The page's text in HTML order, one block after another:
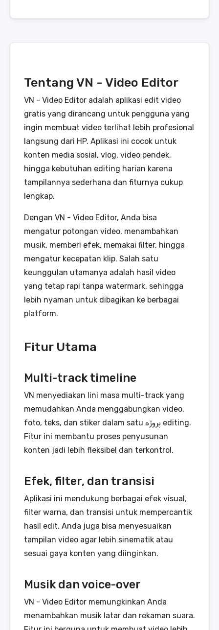
Tentang VN - Video Editor
VN - Video Editor adalah aplikasi edit video
gratis yang dirancang untuk pengguna yang
ingin membuat video terlihat lebih profesional
langsung dari HP. Aplikasi ini cocok untuk
konten media sosial, vlog, video pendek,
hingga kebutuhan editing harian karena
tampilannya sederhana dan fiturnya cukup
lengkap.
Dengan VN - Video Editor, Anda bisa
mengatur potongan video, menambahkan
musik, memberi efek, memakai filter, hingga
mengatur kecepatan klip. Salah satu
keunggulan utamanya adalah hasil video
yang tetap rapi tanpa watermark, sehingga
lebih nyaman untuk dibagikan ke berbagai
platform.
Fitur Utama
Multi-track timeline
VN menyediakan lini masa multi-track yang
memudahkan Anda menggabungkan video,
foto, teks, dan stiker dalam satu پروژه editing.
Fitur ini membantu proses penyusunan
konten jadi lebih fleksibel dan terkontrol.
Efek, filter, dan transisi
Aplikasi ini mendukung berbagai efek visual,
filter warna, dan transisi untuk mempercantik
hasil edit. Anda juga bisa menyesuaikan
tampilan video agar lebih sinematik atau
sesuai gaya konten yang diinginkan.
Musik dan voice-over
VN - Video Editor memungkinkan Anda
menambahkan musik latar dan rekaman suara.